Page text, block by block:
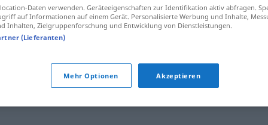
Rechnung,Faktur (veraltet),Abrechnung
Daten verwenden. Geräteeigenschaften zur Identifikation aktiv abfragen.
auf Informationen auf einem Gerät. Personalisierte Werbung und Inhalte,
Inhalten, Zielgruppenforschung und Entwicklung von Dienstleistungen.
(Lieferanten)
Mehr Optionen Akzeptieren